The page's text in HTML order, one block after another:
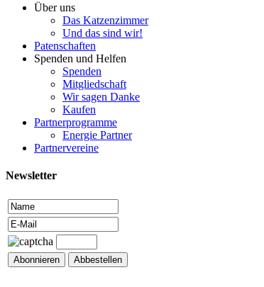
Über uns
Das Katzenzimmer
Und das sind wir!
Patenschaften
Spenden und Helfen
Spenden
Mitgliedschaft
Wir sagen Danke
Kaufen
Partnerprogramme
Energie Partner
Partnervereine
Newsletter